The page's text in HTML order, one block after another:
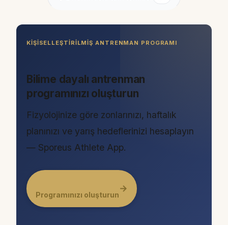
KIŞISELLEŞTIRILMIŞ ANTRENMAN PROGRAMI
Bilime dayalı antrenman
programınızı oluşturun
Fizyolojinize göre zonlarınızı, haftalık
planınızı ve yarış hedeflerinizi hesaplayın
— Sporeus Athlete App.
Programınızı oluşturun
→